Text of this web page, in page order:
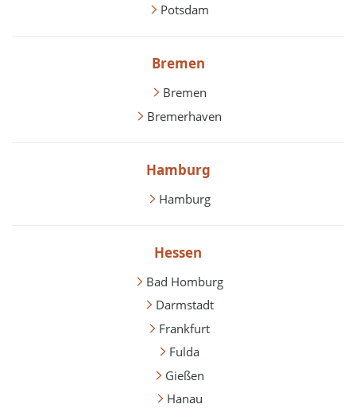
Potsdam
Bremen
Bremen
Bremerhaven
Hamburg
Hamburg
Hessen
Bad Homburg
Darmstadt
Frankfurt
Fulda
Gießen
Hanau